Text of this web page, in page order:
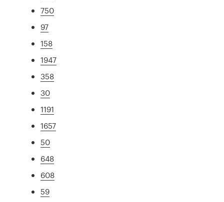
750
97
158
1947
358
30
1191
1657
50
648
608
59